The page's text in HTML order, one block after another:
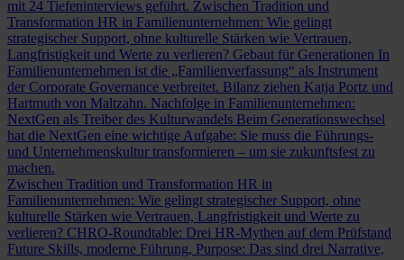
mit 24 Tiefeninterviews geführt. Zwischen Tradition und
Transformation HR in Familienunternehmen: Wie gelingt
strategischer Support, ohne kulturelle Stärken wie Vertrauen,
Langfristigkeit und Werte zu verlieren? Gebaut für Generationen In
Familienunternehmen ist die „Familienverfassung“ als Instrument
der Corporate Governance verbreitet. Bilanz ziehen Katja Portz und
Hartmuth von Maltzahn. Nachfolge in Familienunternehmen:
NextGen als Treiber des Kulturwandels Beim Generationswechsel
hat die NextGen eine wichtige Aufgabe: Sie muss die Führungs-
und Unternehmenskultur transformieren – um sie zukunftsfest zu
machen.
Zwischen Tradition und Transformation HR in
Familienunternehmen: Wie gelingt strategischer Support, ohne
kulturelle Stärken wie Vertrauen, Langfristigkeit und Werte zu
verlieren? CHRO-Roundtable: Drei HR-Mythen auf dem Prüfstand
Future Skills, moderne Führung, Purpose: Das sind drei Narrative,